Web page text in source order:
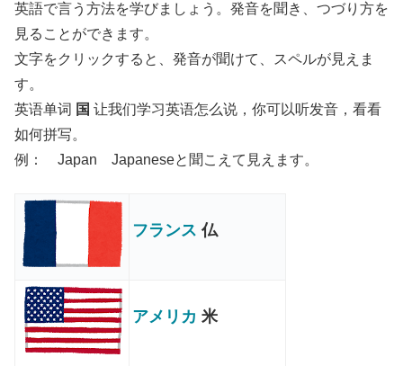
英語で言う方法を学びましょう。発音を聞き、つづり方を
見ることができます。
文字をクリックすると、発音が聞けて、スペルが見えま
す。
英语单词 国 让我们学习英语怎么说，你可以听发音，看看
如何拼写。
例： Japan Japaneseと聞こえて見えます。
フランス 仏
アメリカ 米